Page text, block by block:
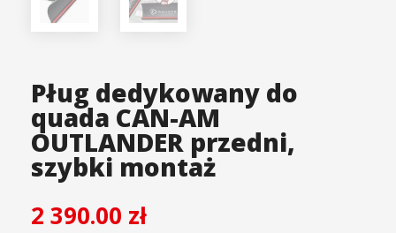
Pług dedykowany do
quada CAN-AM
OUTLANDER przedni,
szybki montaż
2 390.00 zł